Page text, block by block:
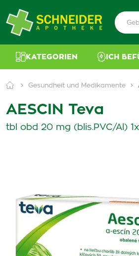
KATEGORIEN ICH
Gesundheit und Medikamente
AESCIN Teva
tbl obd 20 mg (blis.PVC/Al)